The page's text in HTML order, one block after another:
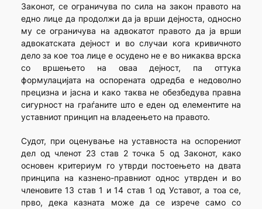
Законот, се ограничува по сила на закон правото на
едно лице да продолжи да ја врши дејноста, односно
му се ограничува на адвокатот правото да ја врши
адвокатската дејност и во случаи кога кривичното
дело за кое тоа лице е осудено не е во никаква врска
со вршењето на оваа дејност, па оттука
формулацијата на оспорената одредба е недоволно
прецизна и јасна и како таква не обезбедува правна
сигурност на граѓаните што е еден од елементите на
уставниот принцип на владеењето на правото.
Судот, при оценување на уставноста на оспорениот
дел од членот 23 став 2 точка 5 од Законот, како
основен критериум го утврди постоењето на двата
принципа на казнено-правниот однос утврден и во
членовите 13 став 1 и 14 став 1 од Уставот, а тоа се,
прво, дека казната може да се изрече само со